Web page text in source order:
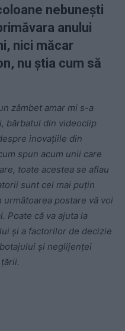
nebunești
anului
nici măcar
nu știa cum să
zâmbet amar mi s-a
bărbatul din videoclip
inovațiile din
spun acum unii care
toate acestea se aflau
sunt cel mai puțin
postare vă voi
Poate că va ajuta la
și a factorilor de decizie
și neglijenței